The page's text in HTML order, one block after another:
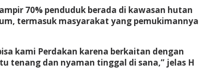
70% penduduk berada di kawasan hutan
termasuk masyarakat yang pemukimannya
kami Perdakan karena berkaitan dengan
tenang dan nyaman tinggal di sana,” jelas H